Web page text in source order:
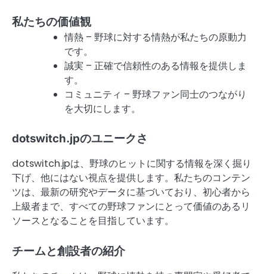
私たちの価値観
情熱 – 野球に対する情熱が私たちの原動力
です。
誠実 – 正確で信頼性のある情報を提供しま
す。
コミュニティ – 野球ファン同士のつながり
を大切にします。
dotswitch.jpのユニークさ
dotswitch.jpは、野球のヒットに関する情報を深く掘り
下げ、他にはない視点を提供します。私たちのコンテン
ツは、最新の研究やデータに基づいており、初心者から
上級者まで、すべての野球ファンにとって価値のあるリ
ソースとなることを目指しています。
チームと創設者の紹介